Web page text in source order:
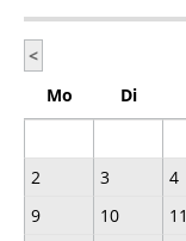
<
Mo
Di
2
3 4
9
10 11